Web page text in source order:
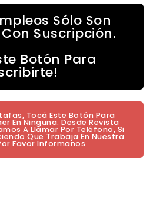
Sólo Son
Suscripción.
Botón Para
Tocá Este Botón Para
En Ninguna. Desde Revista
A Llamar Por Teléfono, Si
Que Trabaja En Nuestra
Favor Informanos